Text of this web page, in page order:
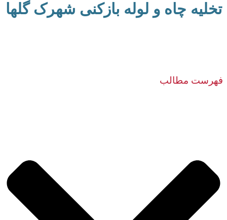
تخلیه چاه و لوله بازکنی شهرک گلها
فهرست مطالب